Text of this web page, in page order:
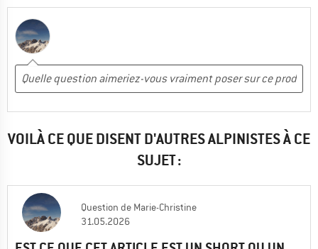
VOILÀ CE QUE DISENT D'AUTRES ALPINISTES À CE
SUJET :
Question de Marie-Christine
31.05.2026